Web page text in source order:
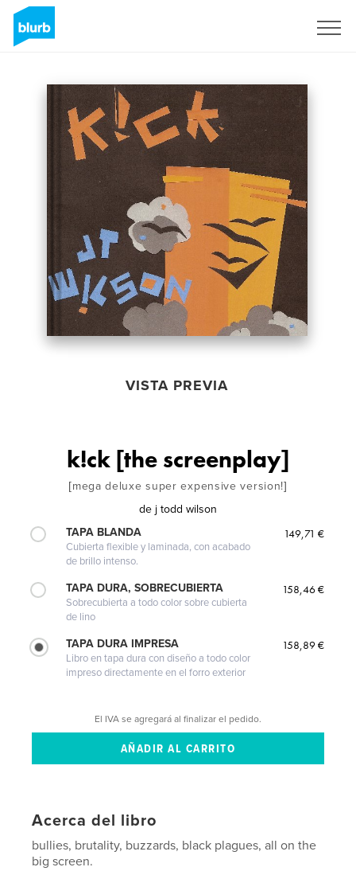
VISTA PREVIA
k!ck [the screenplay]
[mega deluxe super expensive version!]
de j todd wilson
TAPA BLANDA
Cubierta flexible y laminada, con acabado
de brillo intenso.
149,71 €
TAPA DURA, SOBRECUBIERTA
Sobrecubierta a todo color sobre cubierta
de lino
158,46 €
TAPA DURA IMPRESA
Libro en tapa dura con diseño a todo color
impreso directamente en el forro exterior
158,89 €
El IVA se agregará al finalizar el pedido.
Acerca del libro
bullies, brutality, buzzards, black plagues, all on the
big screen.